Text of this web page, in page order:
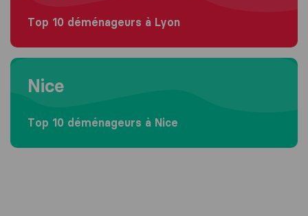
Top 10 déménageurs à Lyon
Moving to Nice
Nice
Top 10 déménageurs à Nice